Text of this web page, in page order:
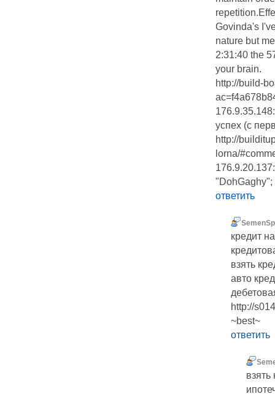
Govinda's
nature but
2:31:40 the
your brain.
http://build-
успех (с
http://
lorna/
ответить
кредит
взять
авто
http://
~best~
ответить
взять